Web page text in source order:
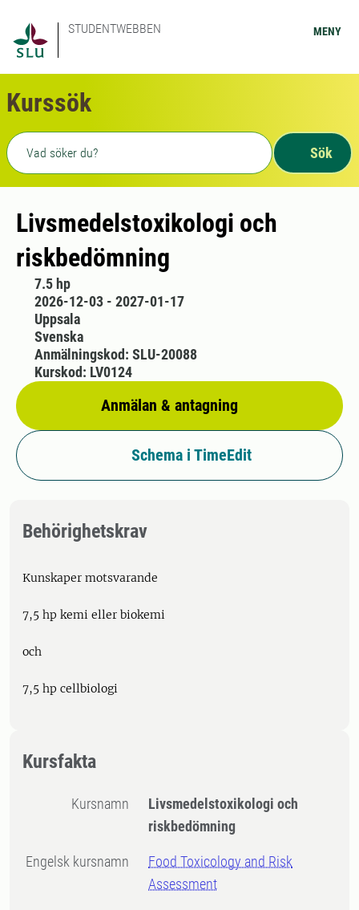
STUDENTWEBBEN MENY
Kurssök
Fritext sökning
Sök
Livsmedelstoxikologi och
riskbedömning
7.5 hp
2026-12-03 - 2027-01-17
Uppsala
Svenska
Anmälan & antagning
Anmälningskod: SLU-20088
Kurskod: LV0124
Schema i TimeEdit
Behörighetskrav
Kunskaper motsvarande
7,5 hp kemi eller biokemi
och
7,5 hp cellbiologi
Kursfakta
Kursnamn
Livsmedelstoxikologi och
riskbedömning
Engelsk kursnamn
Food Toxicology and Risk
Assessment